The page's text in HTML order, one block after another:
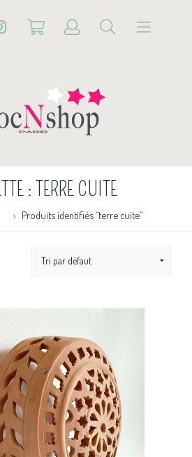
: TERRE CUITE
Produits identifiés “terre cuite”